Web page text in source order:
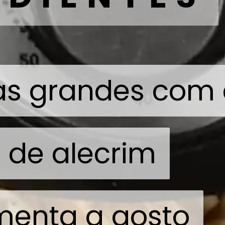
grandes com
alecrim
a gosto
grandes com
alecrim
a gosto